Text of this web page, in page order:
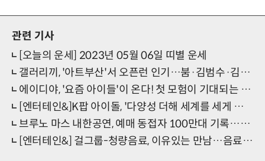
관련 기사
[오늘의 운세] 2023년 05월 06일 띠별 운세
갤러리끼, '아트부산'서 오픈런 인기…붐·김범수·김혜은 등 방문, '달항아리이끼' 매진
에이디야, '요즘 아이들'이 온다! 첫 모험이 기대되는 이유 '셋'
[엔터테인&]K팝 아이돌, '다양성 더해 세계를 세게 품다'
브루노 마스 내한공연, 예매 동접자 100만대 기록…전좌석 매진
[엔터테인&] 걸그룹-청량음료, 이유있는 만남…음료로 본 뉴진스·아이브·(여자)아이들